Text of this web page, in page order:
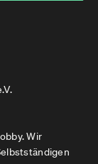
Wir